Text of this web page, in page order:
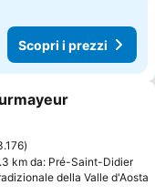
Scopri i prezzi
preferiti
km da: Pré-Saint-Didier
della Valle d'Aosta